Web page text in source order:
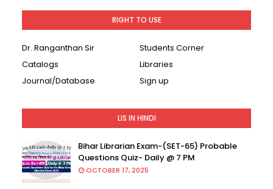
RIGHT TO USE
Dr. Ranganthan Sir
Students Corner
Catalogs
Libraries
Journal/Database
Sign up
LIS IN HINDI
Bihar Librarian Exam-(SET-65) Probable
Questions Quiz- Daily @ 7 PM
OCTOBER 17, 2025